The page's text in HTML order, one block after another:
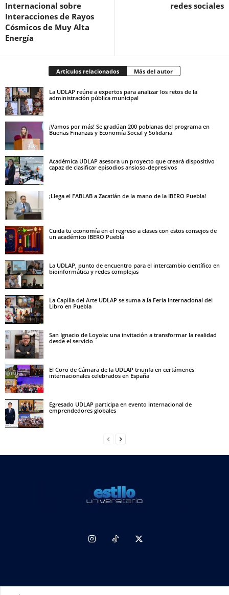
Internacional sobre
Interacciones de Rayos
Cósmicos de Muy Alta
Energía
redes sociales
Artículos relacionados Más del autor
La UDLAP reúne a expertos para analizar los retos de la
administración pública municipal
¡Vamos por más! Se gradúan 200 poblanas del programa en
Buenas Finanzas y Economía Social y Solidaria
Académica UDLAP asesora un proyecto que creará dispositivo
capaz de clasificar episodios ansioso-depresivos
¡Llega el FABLAB a Zacatlán de la mano de la IBERO Puebla!
Cuida tu economía en el regreso a clases con estos consejos de
un académico IBERO Puebla
La UDLAP, punto de encuentro para el intercambio científico en
bioinformática y redes complejas
La Capilla del Arte UDLAP se suma a la Feria Internacional del
Libro en Puebla
San Ignacio de Loyola: una invitación a transformar la realidad
desde el servicio
El Coro de Cámara de la UDLAP triunfa en certámenes
internacionales celebrados en España
Egresado UDLAP participa en evento internacional de
emprendedores globales